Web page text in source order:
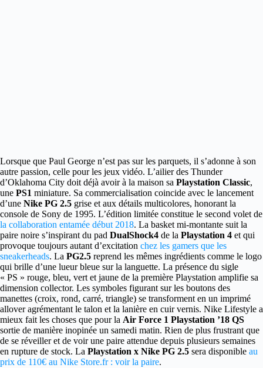
Lorsque que Paul George n’est pas sur les parquets, il s’adonne à son
autre passion, celle pour les jeux vidéo. L’ailier des Thunder
d’Oklahoma City doit déjà avoir à la maison sa Playstation Classic,
une PS1 miniature. Sa commercialisation coincide avec le lancement
d’une Nike PG 2.5 grise et aux détails multicolores, honorant la
console de Sony de 1995. L’édition limitée constitue le second volet de
la collaboration entamée début 2018. La basket mi-montante suit la
paire noire s’inspirant du pad DualShock4 de la Playstation 4 et qui
provoque toujours autant d’excitation chez les gamers que les
sneakerheads. La PG2.5 reprend les mêmes ingrédients comme le logo
qui brille d’une lueur bleue sur la languette. La présence du sigle
« PS » rouge, bleu, vert et jaune de la première Playstation amplifie sa
dimension collector. Les symboles figurant sur les boutons des
manettes (croix, rond, carré, triangle) se transforment en un imprimé
allover agrémentant le talon et la lanière en cuir vernis. Nike Lifestyle a
mieux fait les choses que pour la Air Force 1 Playstation ’18 QS
sortie de manière inopinée un samedi matin. Rien de plus frustrant que
de se réveiller et de voir une paire attendue depuis plusieurs semaines
en rupture de stock. La Playstation x Nike PG 2.5 sera disponible au
prix de 110€ au Nike Store.fr : voir la paire.